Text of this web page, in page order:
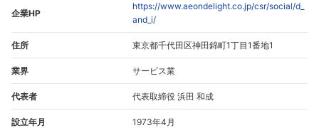
企業HP
https://www.aeondelight.co.jp/csr/social/d_
and_i/
住所 東京都千代田区神田錦町1丁目1番地1
業界 サービス業
代表者 代表取締役 浜田 和成
設立年月 1973年4月